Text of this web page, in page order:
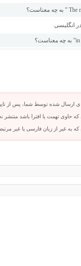
ارسال شده توسط شما، پس از
که حاوی تهمت یا افترا باشد منتشر
که به غیر از زبان فارسی یا غیر